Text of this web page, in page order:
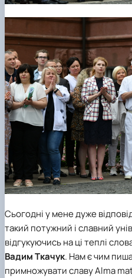
Сьогодні у мене дуже
такий потужний і славний
відгукуючись на ці теплі
Вадим Ткачук. Нам є чим
примножувати славу Alma